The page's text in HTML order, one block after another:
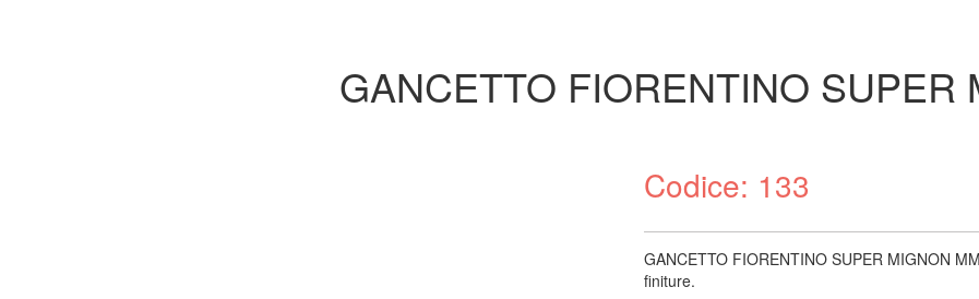
GANCETTO FIORENTINO SUPER
Codice: 133
GANCETTO FIORENTINO SUPER MIGNON
finiture.